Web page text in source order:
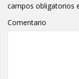
campos obligatorios
Comentario